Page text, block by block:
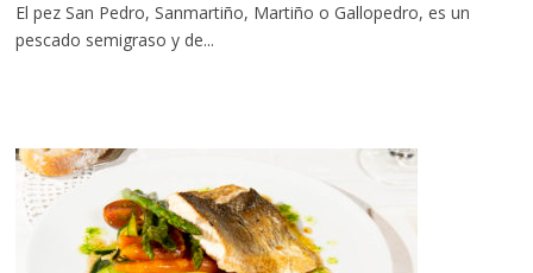
El pez San Pedro, Sanmartiño, Martiño o Gallopedro, es un
pescado semigraso y de...